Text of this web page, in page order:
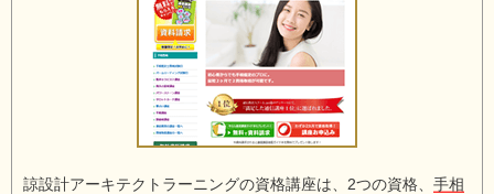
諒設計アーキテクトラーニングの資格講座は、2つの資格、 手相